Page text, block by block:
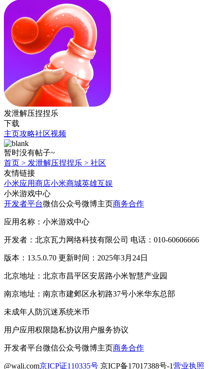
发泄解压捏捏乐
下载
主页攻略社区视频
暂时没有帖子~
首页 > 发泄解压捏捏乐 > 社区
友情链接
小米应用商店小米商城英雄互娱
小米游戏中心
开发者平台微信公众号微博主页商务合作
应用名称：小米游戏中心
开发者：北京瓦力网络科技有限公司 电话：010-60606666
版本：13.5.0.70 更新时间：2025年3月24日
北京地址：北京市昌平区安居路小米智慧产业园
南京地址：南京市建邺区永初路37号小米华东总部
未成年人防沉迷系统米币
用户应用权限隐私协议用户服务协议
开发者平台微信公众号微博主页商务合作
@wali.com京ICP证110335号 京ICP备17017388号-1营业执照